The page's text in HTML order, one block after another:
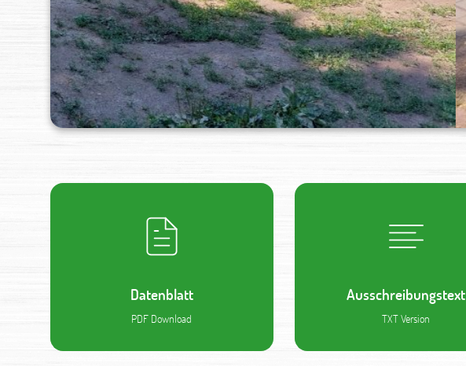
Datenblatt
PDF Download
Ausschreibungstext
TXT Version